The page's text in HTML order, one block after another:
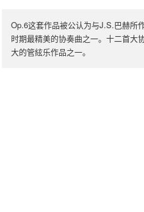
Op.6这套作品被公认为与J.S.巴赫所
时期最精美的协奏曲之一。十二首大
大的管絃乐作品之一。